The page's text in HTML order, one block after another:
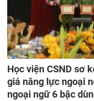
Học viện CSND sơ
giá năng lực ngoại
ngoại ngữ 6 bậc